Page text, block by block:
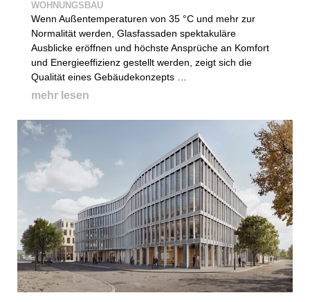
WOHNUNGSBAU
Wenn Außentemperaturen von 35 °C und mehr zur
Normalität werden, Glasfassaden spektakuläre
Ausblicke eröffnen und höchste Ansprüche an Komfort
und Energieeffizienz gestellt werden, zeigt sich die
Qualität eines Gebäudekonzepts …
mehr lesen